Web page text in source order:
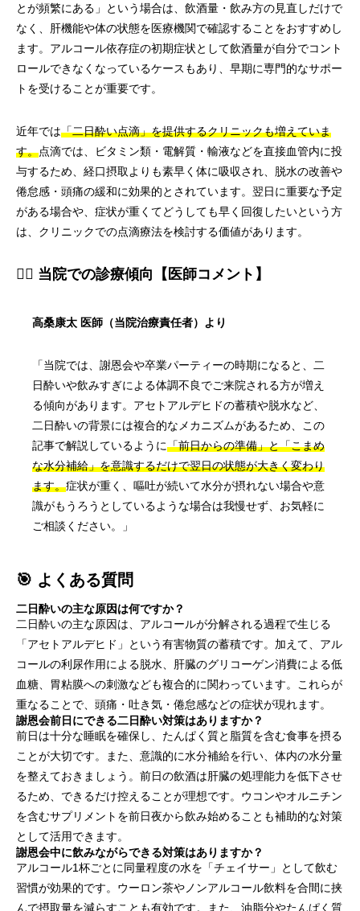
とが頻繁にある」という場合は、飲酒量・飲み方の見直しだけで
なく、肝機能や体の状態を医療機関で確認することをおすすめし
ます。アルコール依存症の初期症状として飲酒量が自分でコント
ロールできなくなっているケースもあり、早期に専門的なサポー
トを受けることが重要です。
近年では「二日酔い点滴」を提供するクリニックも増えていま
す。点滴では、ビタミン類・電解質・輸液などを直接血管内に投
与するため、経口摂取よりも素早く体に吸収され、脱水の改善や
倦怠感・頭痛の緩和に効果的とされています。翌日に重要な予定
がある場合や、症状が重くてどうしても早く回復したいという方
は、クリニックでの点滴療法を検討する価値があります。
👨‍⚕️ 当院での診療傾向【医師コメント】
高桑康太 医師（当院治療責任者）より
「当院では、謝恩会や卒業パーティーの時期になると、二
日酔いや飲みすぎによる体調不良でご来院される方が増え
る傾向があります。アセトアルデヒドの蓄積や脱水など、
二日酔いの背景には複合的なメカニズムがあるため、この
記事で解説しているように「前日からの準備」と「こまめ
な水分補給」を意識するだけで翌日の状態が大きく変わり
ます。症状が重く、嘔吐が続いて水分が摂れない場合や意
識がもうろうとしているような場合は我慢せず、お気軽に
ご相談ください。」
🎯 よくある質問
二日酔いの主な原因は何ですか？
二日酔いの主な原因は、アルコールが分解される過程で生じる
「アセトアルデヒド」という有害物質の蓄積です。加えて、アル
コールの利尿作用による脱水、肝臓のグリコーゲン消費による低
血糖、胃粘膜への刺激なども複合的に関わっています。これらが
重なることで、頭痛・吐き気・倦怠感などの症状が現れます。
謝恩会前日にできる二日酔い対策はありますか？
前日は十分な睡眠を確保し、たんぱく質と脂質を含む食事を摂る
ことが大切です。また、意識的に水分補給を行い、体内の水分量
を整えておきましょう。前日の飲酒は肝臓の処理能力を低下させ
るため、できるだけ控えることが理想です。ウコンやオルニチン
を含むサプリメントを前日夜から飲み始めることも補助的な対策
として活用できます。
謝恩会中に飲みながらできる対策はありますか？
アルコール1杯ごとに同量程度の水を「チェイサー」として飲む
習慣が効果的です。ウーロン茶やノンアルコール飲料を合間に挟
んで摂取量を減らすことも有効です。また、油脂分やたんぱく質